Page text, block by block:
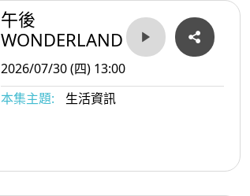
午後
WONDERLAND
2026/07/30 (四) 13:00
本集主題:
生活資訊